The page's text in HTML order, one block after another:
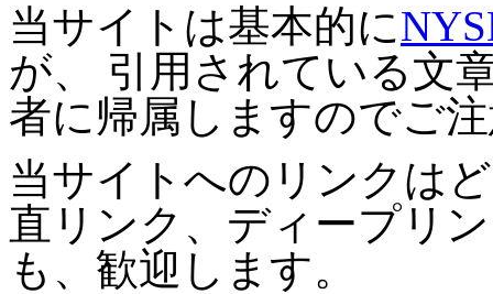
当サイトは基本的に
が、 引用されている文
者に帰属しますのでご
当サイトへのリンクは
直リンク、ディープリ
も、歓迎します。